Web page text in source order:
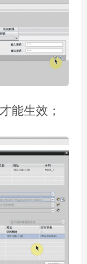
能生效；